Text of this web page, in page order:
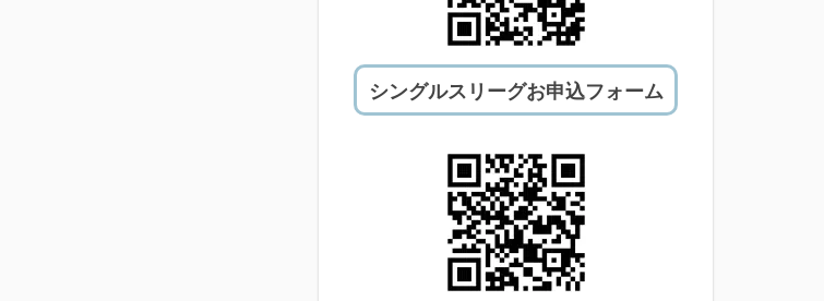
シングルスリーグお申込フォーム